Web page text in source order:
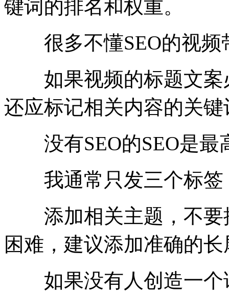
键词的排名和权重。
很多不懂SEO的视频
如果视频的标题文案
还应标记相关内容的关
没有SEO的SEO是最
我通常只发三个标签
添加相关主题，不要
困难，建议添加准确的
如果没有人创造一个